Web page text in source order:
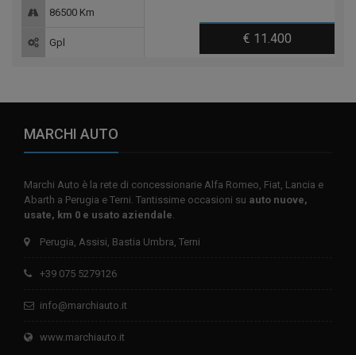
€ 11.400
86500 Km
Gpl
MARCHI AUTO
Marchi Auto è la rete di concessionarie Alfa Romeo, Fiat, Lancia e
Abarth a Perugia e Terni. Tantissime occasioni su auto nuove,
usate, km 0 e usato aziendale.
Perugia, Assisi, Bastia Umbra, Terni
+39 075 5279126
info@marchiauto.it
www.marchiauto.it